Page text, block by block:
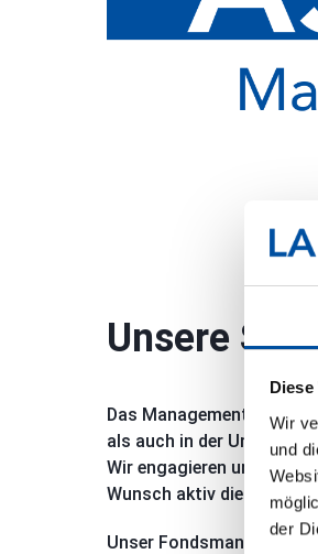
Wir
und
der
Unsere
Das Management
als auch in der
Wir engagieren uns
Wunsch aktiv die
Unser